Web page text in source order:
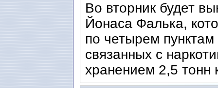
Во вторник будет
Йонаса Фалька,
по четырем
связанных с
хранением 2,5 тонн